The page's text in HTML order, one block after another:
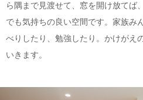
ら隅まで見渡せて、窓を開け放てば
でも気持ちの良い空間です。家族み
べりしたり、勉強したり。かけがえ
いきます。